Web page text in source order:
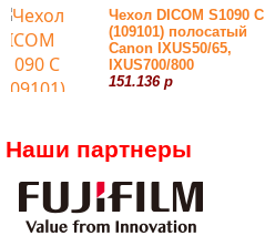
Чехол DICOM S1090 С
(109101) полосатый
Canon IXUS50/65,
IXUS700/800
151.136 р
Наши партнеры